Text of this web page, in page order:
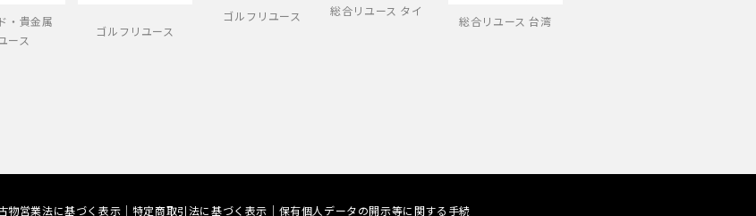
・貴金属
ース
ゴルフリユース
ゴルフリユース 総合リユース タイ
総合リユース 台湾
物営業法に基づく表示 特定商取引法に基づく表示 保有個人データの開示等に関する手続